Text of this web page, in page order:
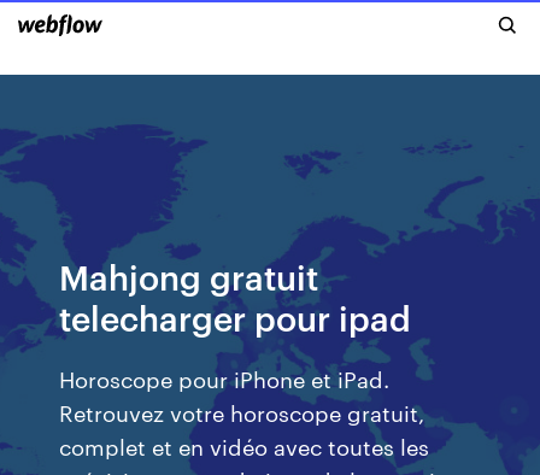
Mahjong gratuit
telecharger pour ipad
Horoscope pour iPhone et iPad.
Retrouvez votre horoscope gratuit,
complet et en vidéo avec toutes les